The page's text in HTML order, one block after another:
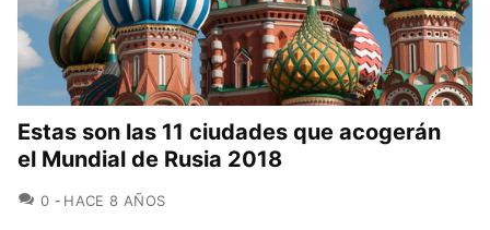
Estas son las 11 ciudades que acogerán
el Mundial de Rusia 2018
0 COMENTARIOS
HACE 8 AÑOS